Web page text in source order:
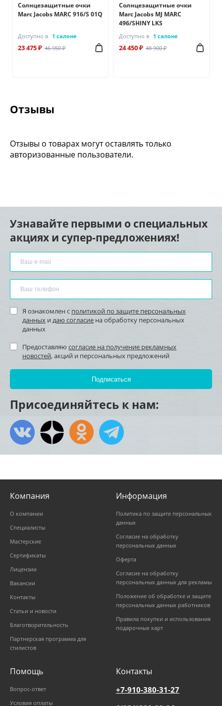
Солнцезащитные очки
Marc Jacobs MARC 916/S 01Q
Доступно в 1 салоне
23 475 ₽ 46 950 ₽
Солнцезащитные очки
Marc Jacobs MJ MARC
496/SHINY LKS
Доступно в 1 салоне
24 450 ₽ 48 900 ₽
Отзывы
Отзывы о товарах могут оставлять только
авторизованные пользователи.
Узнавайте первыми о специальных
акциях и супер-предложениях!
Я ознакомлен с политикой по защите персональных
данных и даю согласие на обработку персональных
данных
Предоставляю согласие на получение рекламных
новостей, акций и персональных предложений
Присоединяйтесь к нам:
Компания
О компании
Специалисты
Мастерские
Сертификаты
Лицензии
Вакансии
Контакты
Статьи и новости
Благотворительность
Партнерская программа для
стилистов
Информация
Политика по защите персональных
данных
Согласие на обработку
персональных данных
Оферта
Согласие на обработку
персональных данных для рекламы
Положение об обработке и защите
персональных данных работников
Правила покупки и использования
подарочных карт
Помощь
Вопрос-ответ
Условия оплаты
Контакты
+7-910-380-31-27